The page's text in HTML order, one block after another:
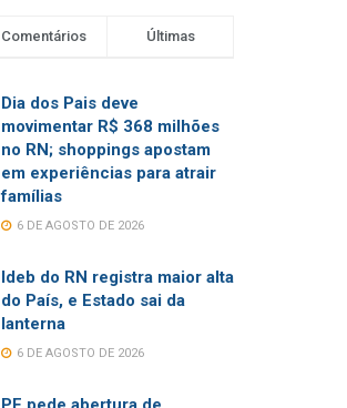
Comentários Últimas
Dia dos Pais deve
movimentar R$ 368 milhões
no RN; shoppings apostam
em experiências para atrair
famílias
6 DE AGOSTO DE 2026
Ideb do RN registra maior alta
do País, e Estado sai da
lanterna
6 DE AGOSTO DE 2026